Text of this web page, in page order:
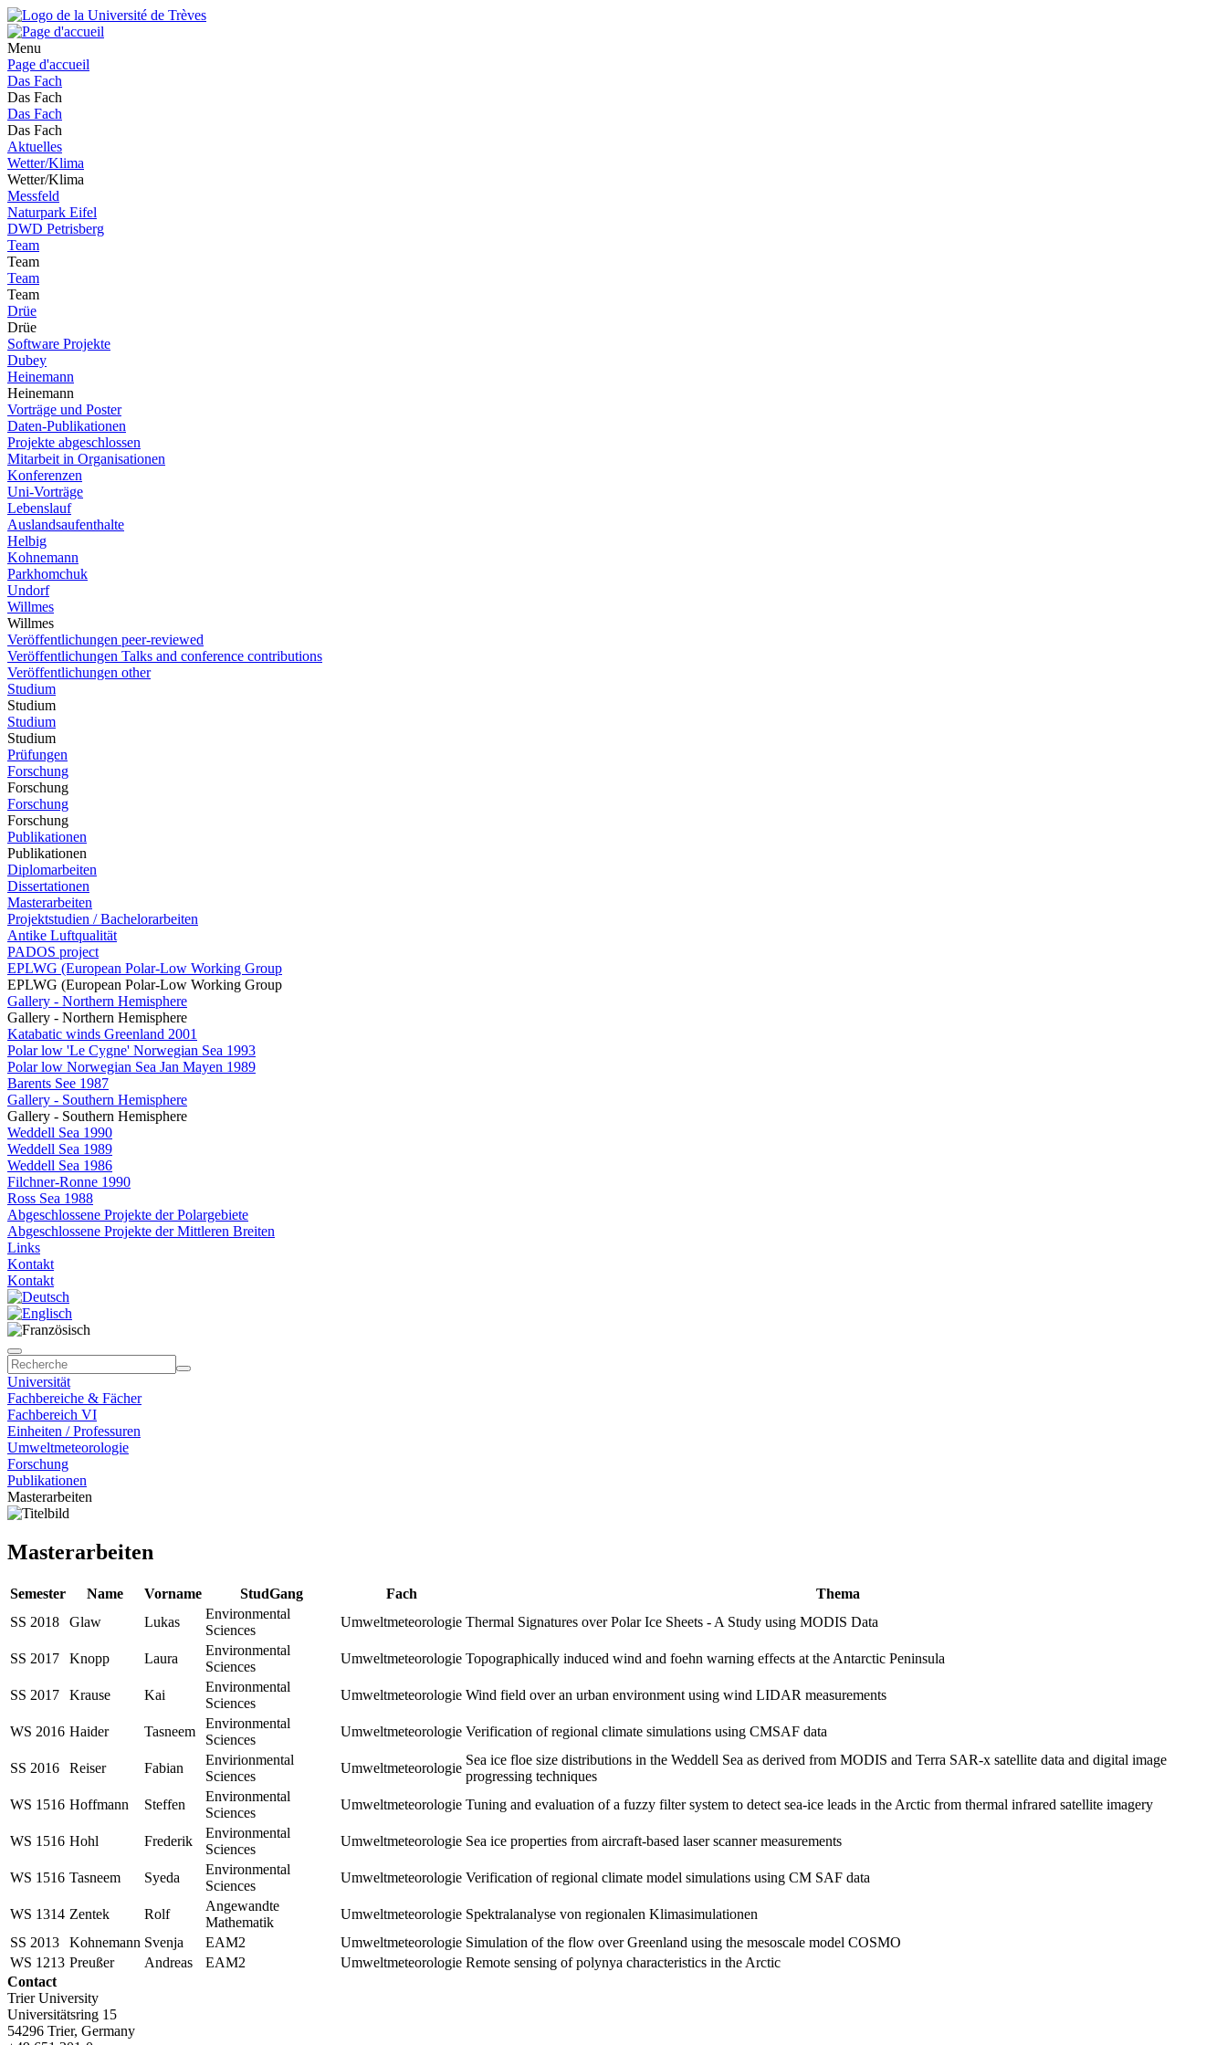
Menu
Page d'accueil
Das Fach
Das Fach
Das Fach
Das Fach
Aktuelles
Wetter/Klima
Wetter/Klima
Messfeld
Naturpark Eifel
DWD Petrisberg
Team
Team
Team
Team
Drüe
Drüe
Software Projekte
Dubey
Heinemann
Heinemann
Vorträge und Poster
Daten-Publikationen
Projekte abgeschlossen
Mitarbeit in Organisationen
Konferenzen
Uni-Vorträge
Lebenslauf
Auslandsaufenthalte
Helbig
Kohnemann
Parkhomchuk
Undorf
Willmes
Willmes
Veröffentlichungen peer-reviewed
Veröffentlichungen Talks and conference contributions
Veröffentlichungen other
Studium
Studium
Studium
Studium
Prüfungen
Forschung
Forschung
Forschung
Forschung
Publikationen
Publikationen
Diplomarbeiten
Dissertationen
Masterarbeiten
Projektstudien / Bachelorarbeiten
Antike Luftqualität
PADOS project
EPLWG (European Polar-Low Working Group
EPLWG (European Polar-Low Working Group
Gallery - Northern Hemisphere
Gallery - Northern Hemisphere
Katabatic winds Greenland 2001
Polar low 'Le Cygne' Norwegian Sea 1993
Polar low Norwegian Sea Jan Mayen 1989
Barents See 1987
Gallery - Southern Hemisphere
Gallery - Southern Hemisphere
Weddell Sea 1990
Weddell Sea 1989
Weddell Sea 1986
Filchner-Ronne 1990
Ross Sea 1988
Abgeschlossene Projekte der Polargebiete
Abgeschlossene Projekte der Mittleren Breiten
Links
Kontakt
Kontakt
Universität
Fachbereiche & Fächer
Fachbereich VI
Einheiten / Professuren
Umweltmeteorologie
Forschung
Publikationen
Masterarbeiten
Masterarbeiten
Semester Name Vorname StudGang Fach
Thema
SS 2018
Glaw Lukas
Environmental
Sciences
Umweltmeteorologie Thermal Signatures over Polar Ice Sheets - A Study using MODIS Data
SS 2017 Knopp Laura
Environmental
Sciences
Umweltmeteorologie Topographically induced wind and foehn warning effects at the Antarctic Peninsula
SS 2017 Krause Kai
Environmental
Sciences
Umweltmeteorologie Wind field over an urban environment using wind LIDAR measurements
WS 2016 Haider Tasneem
Environmental
Sciences
Umweltmeteorologie Verification of regional climate simulations using CMSAF data
SS 2016 Reiser Fabian
Envirionmental
Sciences
Umweltmeteorologie
Sea ice floe size distributions in the Weddell Sea as derived from MODIS and Terra SAR-x satellite data and digital image
progressing techniques
WS 1516 Hoffmann Steffen
Environmental
Sciences
Umweltmeteorologie Tuning and evaluation of a fuzzy filter system to detect sea-ice leads in the Arctic from thermal infrared satellite imagery
WS 1516 Hohl Frederik
Environmental
Sciences
Umweltmeteorologie Sea ice properties from aircraft-based laser scanner measurements
WS 1516 Tasneem Syeda
Environmental
Sciences
Umweltmeteorologie Verification of regional climate model simulations using CM SAF data
WS 1314 Zentek Rolf
Angewandte
Mathematik
Umweltmeteorologie Spektralanalyse von regionalen Klimasimulationen
SS 2013
Kohnemann Svenja EAM2 Umweltmeteorologie Simulation of the flow over Greenland using the mesoscale model COSMO
WS 1213 Preußer Andreas EAM2 Umweltmeteorologie Remote sensing of polynya characteristics in the Arctic
Contact
Trier University
Universitätsring 15
54296 Trier, Germany